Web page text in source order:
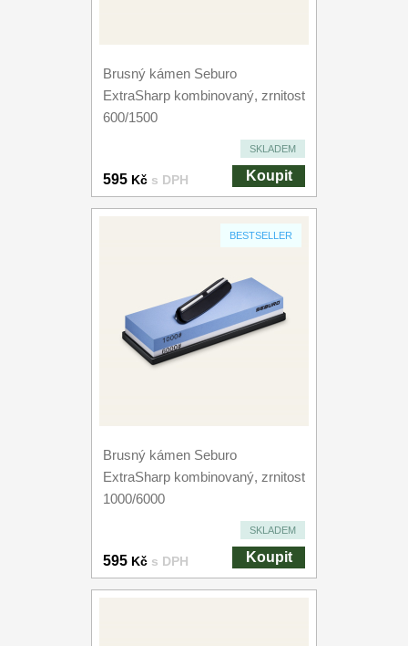
Brusný kámen Seburo
ExtraSharp kombinovaný, zrnitost
600/1500
SKLADEM
595 Kč s DPH Koupit
BESTSELLER
Brusný kámen Seburo
ExtraSharp kombinovaný, zrnitost
1000/6000
SKLADEM
595 Kč s DPH Koupit